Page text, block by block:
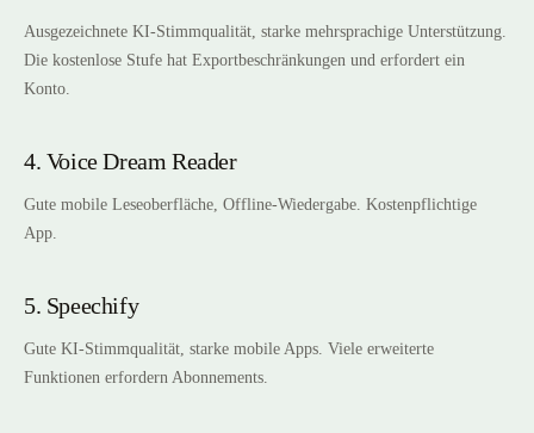
Ausgezeichnete KI-Stimmqualität, starke mehrsprachige Unterstützung.
Die kostenlose Stufe hat Exportbeschränkungen und erfordert ein
Konto.
4. Voice Dream Reader
Gute mobile Leseoberfläche, Offline-Wiedergabe. Kostenpflichtige
App.
5. Speechify
Gute KI-Stimmqualität, starke mobile Apps. Viele erweiterte
Funktionen erfordern Abonnements.